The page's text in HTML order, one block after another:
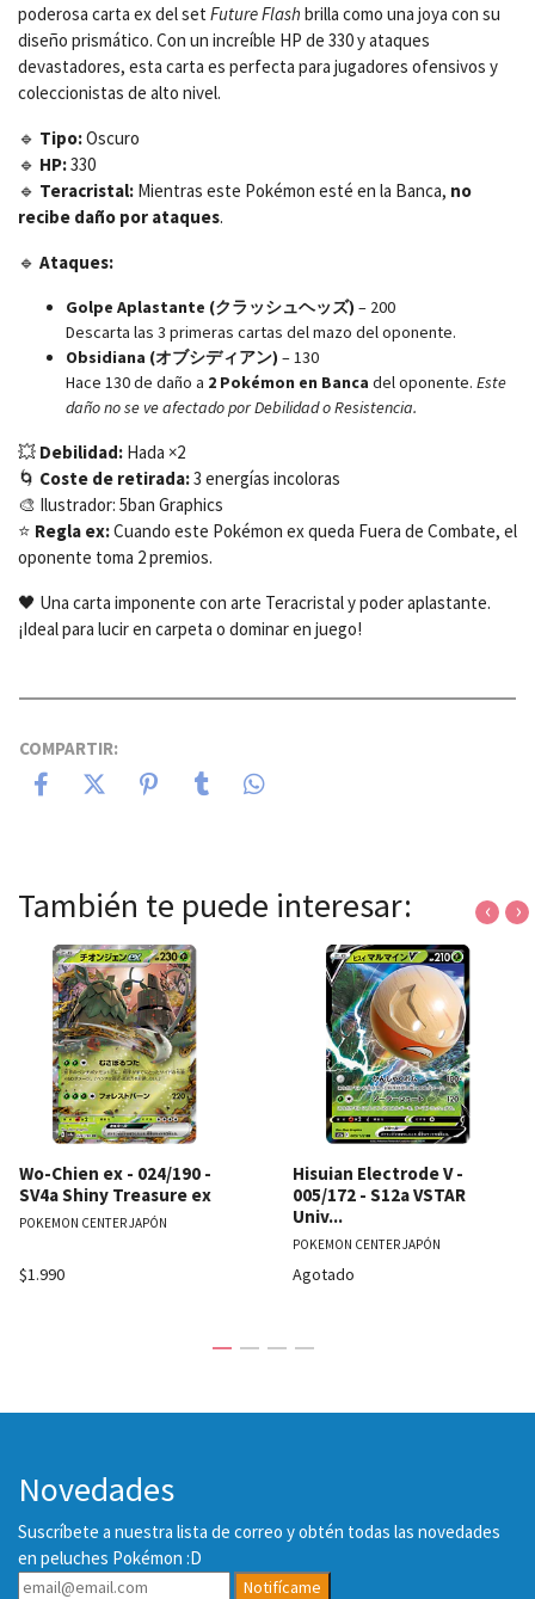
poderosa carta ex del set Future Flash brilla como una joya con su
diseño prismático. Con un increíble HP de 330 y ataques
devastadores, esta carta es perfecta para jugadores ofensivos y
coleccionistas de alto nivel.
🔹 Tipo:Oscuro
🔹 HP:330
🔹 Teracristal: Mientras este Pokémon esté en la Banca, no
recibe daño por ataques.
🔹 Ataques:
Golpe Aplastante (クラッシュヘッズ) – 200
Descarta las 3 primeras cartas del mazo del oponente.
Obsidiana (オブシディアン) – 130
Hace 130 de daño a 2 Pokémon en Banca del oponente. Este
daño no se ve afectado por Debilidad o Resistencia.
💥 Debilidad: Hada ×2
🌀 Coste de retirada:3 energías incoloras
🎨 Ilustrador: 5ban Graphics
⭐ Regla ex:Cuando este Pokémon ex queda Fuera de Combate, el
oponente toma 2 premios.
🖤 Una carta imponente con arte Teracristal y poder aplastante.
¡Ideal para lucir en carpeta o dominar en juego!
COMPARTIR:
También te puede interesar:
Wo-Chien ex - 024/190 -
SV4a Shiny Treasure ex
POKEMON CENTER JAPÓN
$1.990
Hisuian Electrode V -
005/172 - S12a VSTAR
Univ...
POKEMON CENTER JAPÓN
Agotado
‹ ›
Novedades
Suscríbete a nuestra lista de correo y obtén todas las novedades
en peluches Pokémon :D
Notifícame